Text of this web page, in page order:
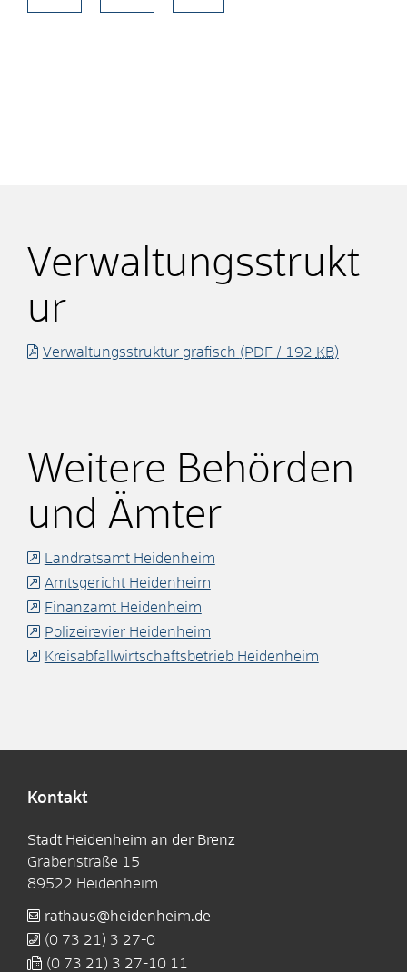
Verwaltungsstrukt
ur
Verwaltungsstruktur grafisch (PDF / 192 KB)
Weitere Behörden
und Ämter
Landratsamt Heidenheim
Amtsgericht Heidenheim
Finanzamt Heidenheim
Polizeirevier Heidenheim
Kreisabfallwirtschaftsbetrieb Heidenheim
Kontakt
Stadt Heidenheim an der Brenz
Grabenstraße 15
89522 Heidenheim
rathaus@heidenheim.de
(0 73 21) 3 27-0
(0 73 21) 3 27-10 11